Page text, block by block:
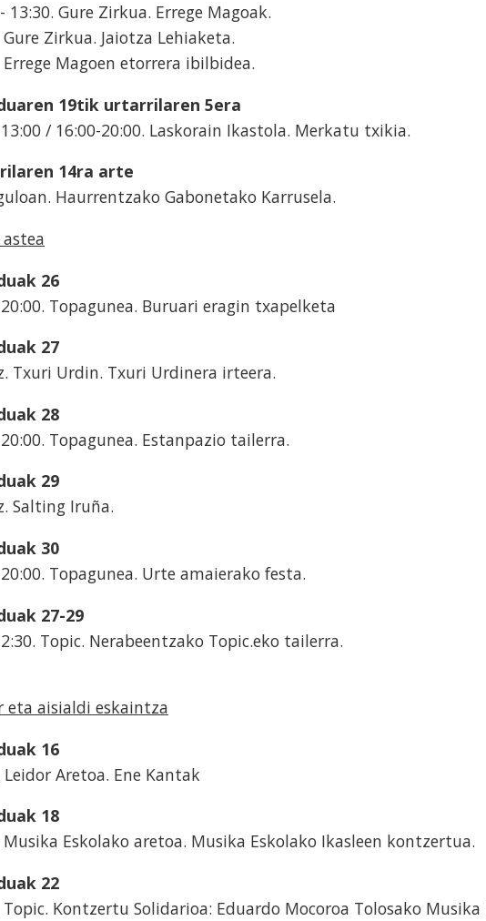
13:30. Gure Zirkua. Errege Magoak.
Gure Zirkua. Jaiotza Lehiaketa.
Errege Magoen etorrera ibilbidea.
19tik urtarrilaren 5era
/ 16:00-20:00. Laskorain Ikastola. Merkatu txikia.
14ra arte
Haurrentzako Gabonetako Karrusela.
26
Topagunea. Buruari eragin txapelketa
27
Txuri Urdin. Txuri Urdinera irteera.
28
Topagunea. Estanpazio tailerra.
29
Salting Iruña.
30
Topagunea. Urte amaierako festa.
27-29
Topic. Nerabeentzako Topic.eko tailerra.
eta aisialdi eskaintza
16
Leidor Aretoa. Ene Kantak
18
Musika Eskolako aretoa. Musika Eskolako Ikasleen kontzertua.
22
Topic. Kontzertu Solidarioa: Eduardo Mocoroa Tolosako Musika